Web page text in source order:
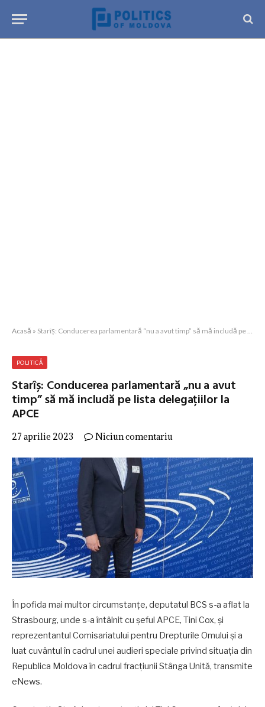
Acasă » Starîș: Conducerea parlamentară “nu a avut timp” să mă includă pe lista delegațiilor la APCE
POLITICĂ
Starîș: Conducerea parlamentară „nu a avut
timp” să mă includă pe lista delegațiilor la
APCE
27 aprilie 2023 Niciun comentariu
În pofida mai multor circumstanțe, deputatul BCS s-a aflat la
Strasbourg, unde s-a întâlnit cu șeful APCE, Tini Cox, și
reprezentantul Comisariatului pentru Drepturile Omului și a
luat cuvântul în cadrul unei audieri speciale privind situația din
Republica Moldova în cadrul fracțiunii Stânga Unită, transmite
eNews.